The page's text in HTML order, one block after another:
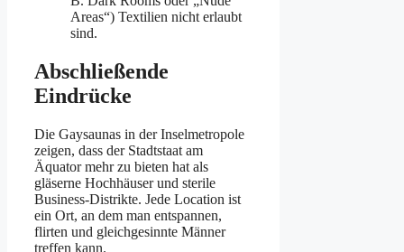
Areas“) Textilien nicht erlaubt
sind.
Abschließende
Eindrücke
Die Gaysaunas in der Inselmetropole
zeigen, dass der Stadtstaat am
Äquator mehr zu bieten hat als
gläserne Hochhäuser und sterile
Business-Distrikte. Jede Location ist
ein Ort, an dem man entspannen,
flirten und gleichgesinnte Männer
treffen kann.